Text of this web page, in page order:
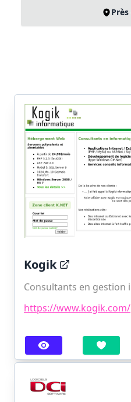
Kogik
Consultants en
https://www.kogik.com/